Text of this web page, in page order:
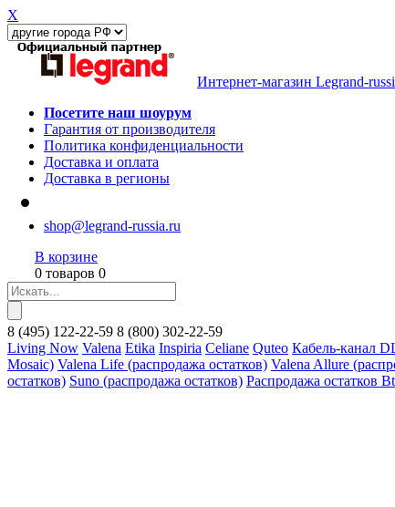
X
Интернет-магазин Legrand-
Посетите наш шоурум
Гарантия от производителя
Политика конфиденциальности
Доставка и оплата
Доставка в регионы
shop@legrand-russia.ru
В корзине
0 товаров 0
8 (495) 122-22-59 8 (800) 302-22-59
Living Now Valena Etika Inspiria Celiane Quteo Кабель-канал
Mosaic) Valena Life (распродажа остатков) Valena Allure
остатков) Suno (распродажа остатков) Распродажа остатков